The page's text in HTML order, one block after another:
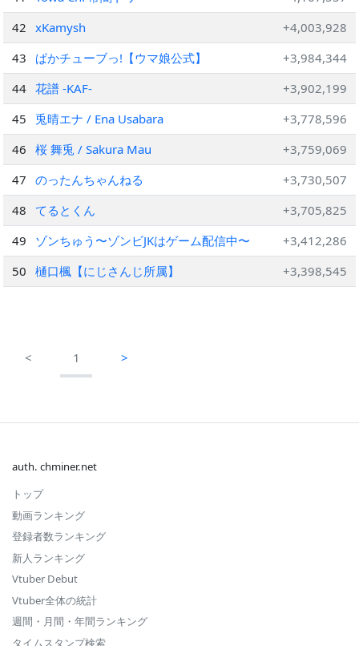
42
xKamysh
+4,003,928
43
ぱかチューブっ!【ウマ娘公式】
+3,984,344
44 花譜 -KAF-
+3,902,199
45
兎晴エナ / Ena Usabara
+3,778,596
46
桜 舞兎 / Sakura Mau
+3,759,069
47
のったんちゃんねる
+3,730,507
48
てるとくん
+3,705,825
49
ゾンちゅう〜ゾンビJKはゲーム配信中〜
+3,412,286
50
樋口楓【にじさんじ所属】 +3,398,545
< 1 >
auth. chminer.net
トップ
動画ランキング
登録者数ランキング
新人ランキング
Vtuber Debut
Vtuber全体の統計
週間・月間・年間ランキング
タイムスタンプ検索